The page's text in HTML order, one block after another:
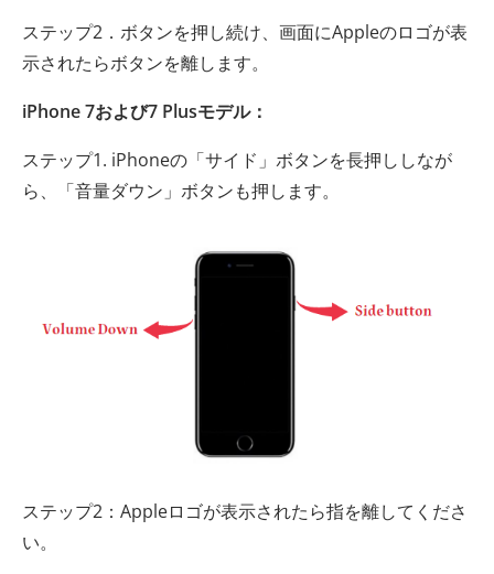
ステップ2．ボタンを押し続け、画面にAppleのロゴが表
示されたらボタンを離します。
iPhone 7および7 Plusモデル：
ステップ1. iPhoneの「サイド」ボタンを長押ししなが
ら、「音量ダウン」ボタンも押します。
ステップ2：Appleロゴが表示されたら指を離してくださ
い。